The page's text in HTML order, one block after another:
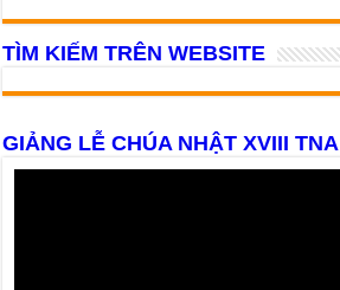
TÌM KIẾM TRÊN WEBSITE
GIẢNG LỄ CHÚA NHẬT XVIII TNA